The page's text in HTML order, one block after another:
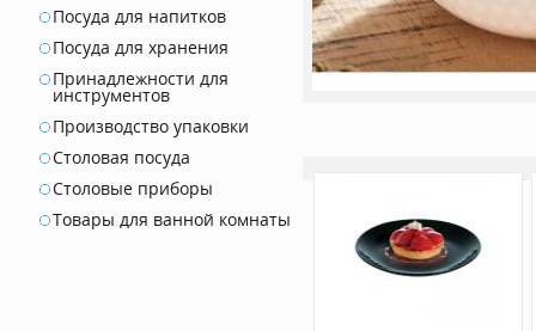
Посуда для напитков
Посуда для хранения
Принадлежности для
инструментов
Производство упаковки
Столовая посуда
Столовые приборы
Товары для ванной комнаты